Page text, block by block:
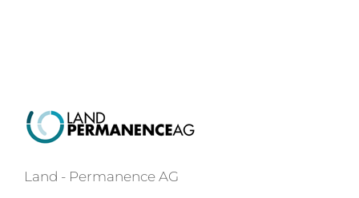
Land - Permanence AG